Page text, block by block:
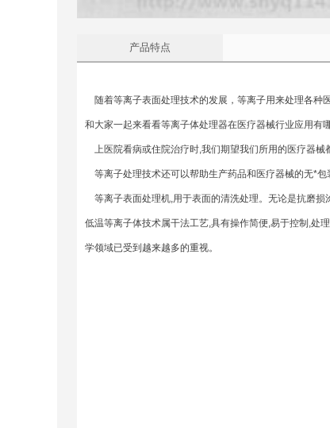
产品特点
随着等离子表面处理技术的发展，等离子用来处理各种
和大家一起来看看等离子体处理器在医疗器械行业应用有哪
上医院看病或住院治疗时,我们期望我们所用的医疗器械
等离子处理技术还可以帮助生产药品和医疗器械的无*
等离子表面处理机,用于表面的清洗处理。无论是抗磨损
低温等离子体技术属干法工艺,具有操作简便,易于控制,处
学领域已受到越来越多的重视。